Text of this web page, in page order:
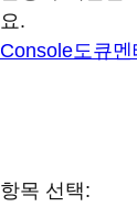
요.
Console도큐멘
항목 선택: